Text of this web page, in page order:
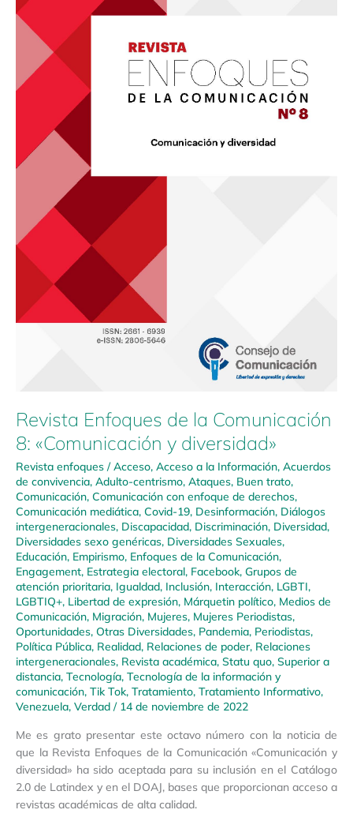
Revista Enfoques de la Comunicación
8: «Comunicación y diversidad»
Revista enfoques /Acceso, Acceso a la Información, Acuerdos
de convivencia, Adulto-centrismo, Ataques, Buen trato,
Comunicación, Comunicación con enfoque de derechos,
Comunicación mediática, Covid-19, Desinformación, Diálogos
intergeneracionales, Discapacidad, Discriminación, Diversidad,
Diversidades sexo genéricas, Diversidades Sexuales,
Educación, Empirismo, Enfoques de la Comunicación,
Engagement, Estrategia electoral, Facebook, Grupos de
atención prioritaria, Igualdad, Inclusión, Interacción, LGBTI,
LGBTIQ+, Libertad de expresión, Márquetin político, Medios de
Comunicación, Migración, Mujeres, Mujeres Periodistas,
Oportunidades, Otras Diversidades, Pandemia, Periodistas,
Política Pública, Realidad, Relaciones de poder, Relaciones
intergeneracionales, Revista académica, Statu quo, Superior a
distancia, Tecnología, Tecnología de la información y
comunicación, Tik Tok, Tratamiento, Tratamiento Informativo,
Venezuela, Verdad / 14 de noviembre de 2022
Me es grato presentar este octavo número con la noticia de
que la Revista Enfoques de la Comunicación «Comunicación y
diversidad» ha sido aceptada para su inclusión en el Catálogo
2.0 de Latindex y en el DOAJ, bases que proporcionan acceso a
revistas académicas de alta calidad.
la
Comunicación
«Comunicación
diversidad»